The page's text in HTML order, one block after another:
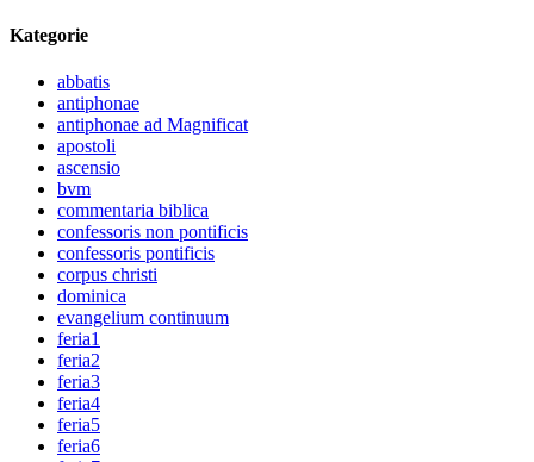
Kategorie
abbatis
antiphonae
antiphonae ad Magnificat
apostoli
ascensio
bvm
commentaria biblica
confessoris non pontificis
confessoris pontificis
corpus christi
dominica
evangelium continuum
feria1
feria2
feria3
feria4
feria5
feria6